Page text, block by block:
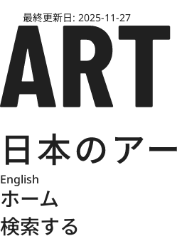
戦前の代表作には、正倉院宝
花をのびやかな筆さばきで描
斬新な素材を用いて、大きく羽
がある。あくまで自然の動植
わしい和様表現を追求している。
1936年、顧問に正木、賛助会
日本各地の名椀を収載した『
本土への空襲が次第に激化す
（1944年、石川県立美術館）
復した琳派風の構成と即興的な
最終更新日: 2025-11-27
English
ホーム
検索する